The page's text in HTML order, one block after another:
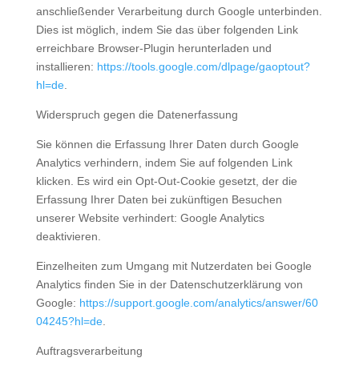
anschließender Verarbeitung durch Google unterbinden.
Dies ist möglich, indem Sie das über folgenden Link
erreichbare Browser-Plugin herunterladen und
installieren: https://tools.google.com/dlpage/gaoptout?
hl=de.
Widerspruch gegen die Datenerfassung
Sie können die Erfassung Ihrer Daten durch Google
Analytics verhindern, indem Sie auf folgenden Link
klicken. Es wird ein Opt-Out-Cookie gesetzt, der die
Erfassung Ihrer Daten bei zukünftigen Besuchen
unserer Website verhindert: Google Analytics
deaktivieren.
Einzelheiten zum Umgang mit Nutzerdaten bei Google
Analytics finden Sie in der Datenschutzerklärung von
Google: https://support.google.com/analytics/answer/60
04245?hl=de.
Auftragsverarbeitung